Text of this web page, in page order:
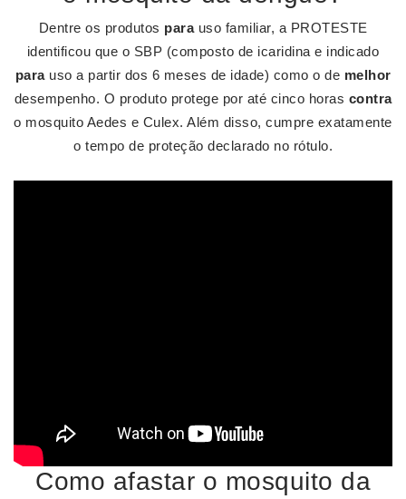
Dentre os produtos parauso familiar, a PROTESTE
identificou que o SBP (composto de icaridina e indicado
parauso a partir dos 6 meses de idade) como o de melhor
desempenho. O produto protege por até cinco horas contra
o mosquito Aedes e Culex. Além disso, cumpre exatamente
o tempo de proteção declarado no rótulo.
Como afastar o mosquito da